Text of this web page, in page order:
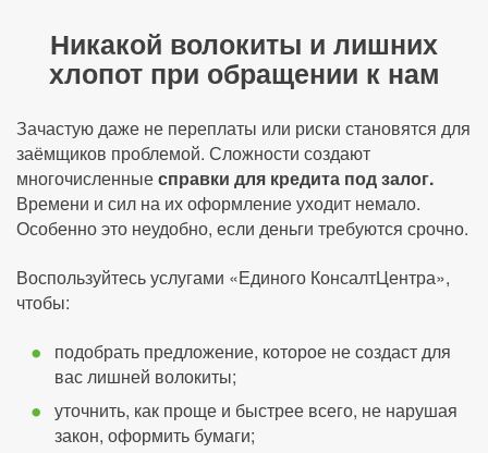
Никакой волокиты и лишних
хлопот при обращении к нам
Зачастую даже не переплаты или риски становятся для
заёмщиков проблемой. Сложности создают
многочисленныесправки для кредита под залог.
Времени и сил на их оформление уходит немало.
Особенно это неудобно, если деньги требуются срочно.
Воспользуйтесь услугами «Единого КонсалтЦентра»,
чтобы:
подобрать предложение, которое не создаст для
вас лишней волокиты;
уточнить, как проще и быстрее всего, не нарушая
закон, оформить бумаги;